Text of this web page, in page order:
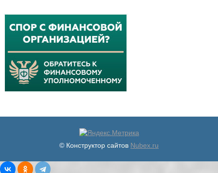
© Конструктор сайтов Nubex.ru